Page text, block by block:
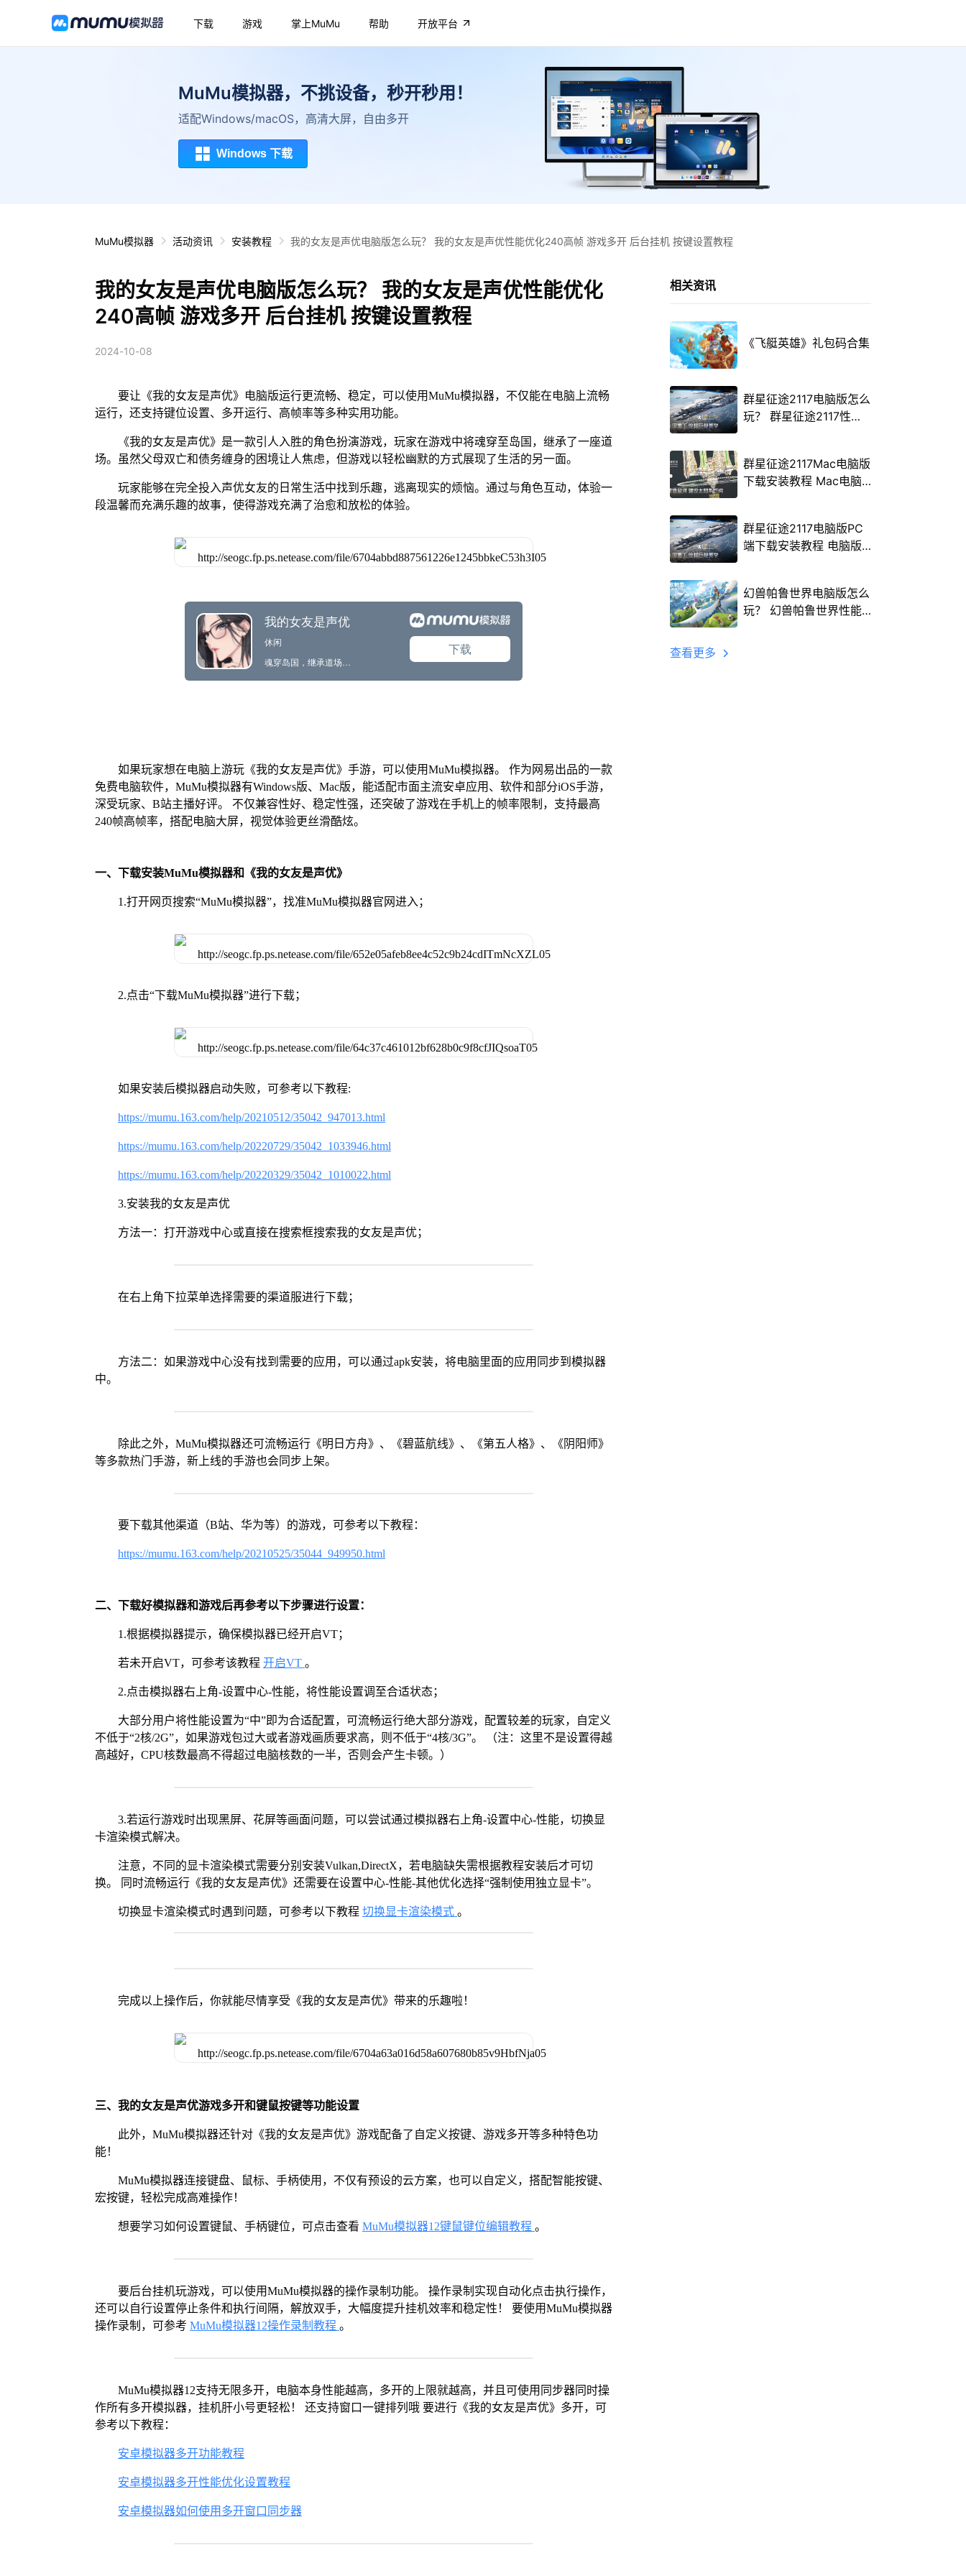
下载 游戏 掌上MuMu 帮助 开放平台
MuMu模拟器，不挑设备，秒开秒用！
适配Windows/macOS，高清大屏，自由多开
Windows 下载
MuMu模拟器 活动资讯 安装教程 我的女友是声优电脑版怎么玩？ 我的女友是声优性能优化240高帧 游戏多开 后台挂机 按键设置教程
我的女友是声优电脑版怎么玩？ 我的女友是声优性能优化
240高帧 游戏多开 后台挂机 按键设置教程
2024-10-08
要让《我的女友是声优》电脑版运行更流畅、稳定，可以使用MuMu模拟器，不仅能在电脑上流畅
运行，还支持键位设置、多开运行、高帧率等多种实用功能。
《我的女友是声优》是一款引人入胜的角色扮演游戏，玩家在游戏中将魂穿至岛国，继承了一座道
场。虽然父母双亡和债务缠身的困境让人焦虑，但游戏以轻松幽默的方式展现了生活的另一面。
玩家能够在完全投入声优女友的日常生活中找到乐趣，逃离现实的烦恼。通过与角色互动，体验一
段温馨而充满乐趣的故事，使得游戏充满了治愈和放松的体验。
如果玩家想在电脑上游玩《我的女友是声优》手游，可以使用MuMu模拟器。 作为网易出品的一款
免费电脑软件，MuMu模拟器有Windows版、Mac版，能适配市面主流安卓应用、软件和部分iOS手游，
深受玩家、B站主播好评。 不仅兼容性好、稳定性强，还突破了游戏在手机上的帧率限制，支持最高
240帧高帧率，搭配电脑大屏，视觉体验更丝滑酷炫。
一、下载安装MuMu模拟器和《我的女友是声优》
1.打开网页搜索“MuMu模拟器”，找准MuMu模拟器官网进入；
2.点击“下载MuMu模拟器”进行下载；
如果安装后模拟器启动失败，可参考以下教程:
https://mumu.163.com/help/20210512/35042_947013.html
https://mumu.163.com/help/20220729/35042_1033946.html
https://mumu.163.com/help/20220329/35042_1010022.html
3.安装我的女友是声优
方法一：打开游戏中心或直接在搜索框搜索我的女友是声优；
在右上角下拉菜单选择需要的渠道服进行下载；
方法二：如果游戏中心没有找到需要的应用，可以通过apk安装，将电脑里面的应用同步到模拟器
中。
除此之外，MuMu模拟器还可流畅运行《明日方舟》、《碧蓝航线》、《第五人格》、《阴阳师》
等多款热门手游，新上线的手游也会同步上架。
要下载其他渠道（B站、华为等）的游戏，可参考以下教程：
https://mumu.163.com/help/20210525/35044_949950.html
二、下载好模拟器和游戏后再参考以下步骤进行设置：
1.根据模拟器提示，确保模拟器已经开启VT；
若未开启VT，可参考该教程 开启VT 。
2.点击模拟器右上角-设置中心-性能，将性能设置调至合适状态；
大部分用户将性能设置为“中”即为合适配置，可流畅运行绝大部分游戏，配置较差的玩家，自定义
不低于“2核/2G”，如果游戏包过大或者游戏画质要求高，则不低于“4核/3G”。 （注：这里不是设置得越
高越好，CPU核数最高不得超过电脑核数的一半，否则会产生卡顿。）
3.若运行游戏时出现黑屏、花屏等画面问题，可以尝试通过模拟器右上角-设置中心-性能，切换显
卡渲染模式解决。
注意，不同的显卡渲染模式需要分别安装Vulkan,DirectX，若电脑缺失需根据教程安装后才可切
换。 同时流畅运行《我的女友是声优》还需要在设置中心-性能-其他优化选择“强制使用独立显卡”。
切换显卡渲染模式时遇到问题，可参考以下教程 切换显卡渲染模式 。
完成以上操作后，你就能尽情享受《我的女友是声优》带来的乐趣啦！
三、我的女友是声优游戏多开和键鼠按键等功能设置
此外，MuMu模拟器还针对《我的女友是声优》游戏配备了自定义按键、游戏多开等多种特色功
能！
MuMu模拟器连接键盘、鼠标、手柄使用，不仅有预设的云方案，也可以自定义，搭配智能按键、
宏按键，轻松完成高难操作！
想要学习如何设置键鼠、手柄键位，可点击查看 MuMu模拟器12键鼠键位编辑教程 。
要后台挂机玩游戏，可以使用MuMu模拟器的操作录制功能。 操作录制实现自动化点击执行操作，
还可以自行设置停止条件和执行间隔，解放双手，大幅度提升挂机效率和稳定性！ 要使用MuMu模拟器
操作录制，可参考 MuMu模拟器12操作录制教程 。
MuMu模拟器12支持无限多开，电脑本身性能越高，多开的上限就越高，并且可使用同步器同时操
作所有多开模拟器，挂机肝小号更轻松！ 还支持窗口一键排列哦 要进行《我的女友是声优》多开，可
参考以下教程：
安卓模拟器多开功能教程
安卓模拟器多开性能优化设置教程
安卓模拟器如何使用多开窗口同步器
相关资讯
《飞艇英雄》礼包码合集
群星征途2117电脑版怎么
玩？ 群星征途2117性能
群星征途2117Mac电脑版
下载安装教程 Mac电脑
群星征途2117电脑版PC
端下载安装教程 电脑版
幻兽帕鲁世界电脑版怎么
玩？ 幻兽帕鲁世界性能
查看更多